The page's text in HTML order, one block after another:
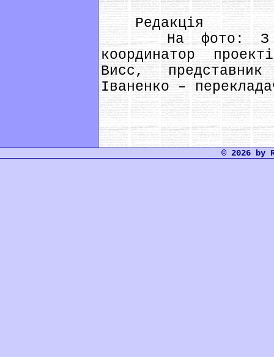
Редакція
На фото: З
координатор
Висс,
Іваненко –
© 2026 by